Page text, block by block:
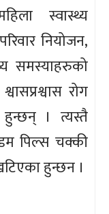
स्वास्थ्य
नियोजन,
समस्याहरुको
रोग
हुन्छन् । त्यस्तै
पिल्स चक्की
हुन्छन ।